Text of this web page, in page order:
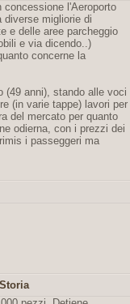
concessione l'Aeroporto
diverse migliorie di
e delle aree parcheggio
e via dicendo..)
concerne la
(49 anni), stando alle voci
(in varie tappe) lavori per
del mercato per quanto
odierna, con i prezzi dei
i passeggeri ma